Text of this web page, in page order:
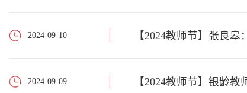
2024-09-10 【2024教师节】张良
2024-09-09 【2024教师节】银龄